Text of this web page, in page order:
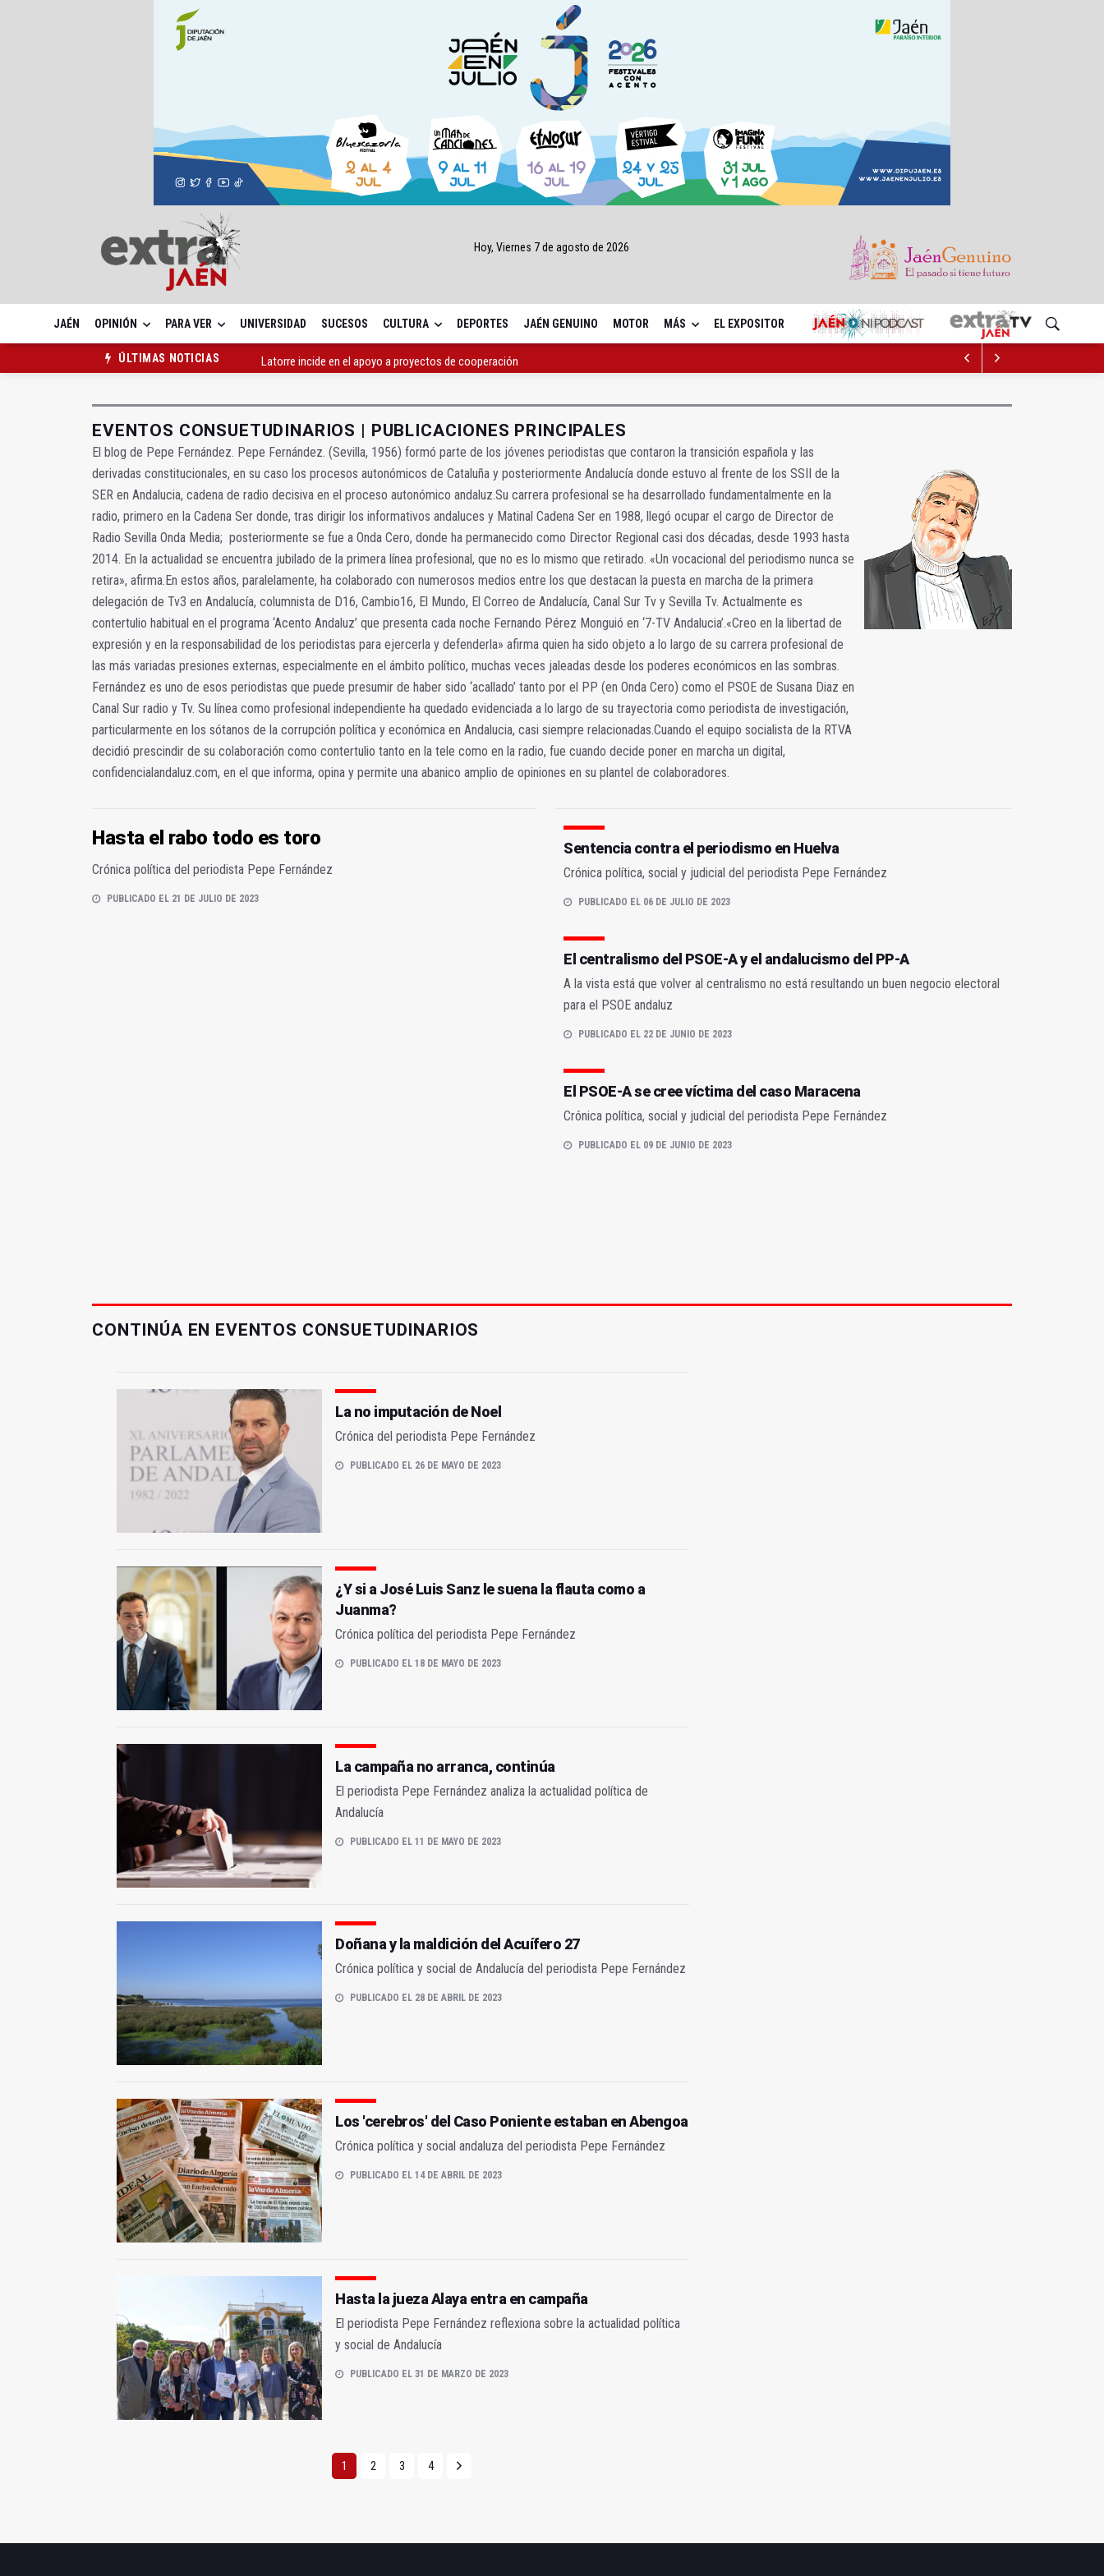
Hoy, Viernes 7 de agosto de 2026
JAÉN OPINIÓN PARA VER UNIVERSIDAD SUCESOS CULTURA DEPORTES JAÉN GENUINO MOTOR MÁS EL EXPOSITOR
ÚLTIMAS NOTICIAS
Latorre incide en el apoyo a proyectos de cooperación
EVENTOS CONSUETUDINARIOS | PUBLICACIONES PRINCIPALES
El blog de Pepe Fernández. Pepe Fernández. (Sevilla, 1956) formó parte de los jóvenes periodistas que contaron la transición española y las
derivadas constitucionales, en su caso los procesos autonómicos de Cataluña y posteriormente Andalucía donde estuvo al frente de los SSII de la
SER en Andalucia, cadena de radio decisiva en el proceso autonómico andaluz.Su carrera profesional se ha desarrollado fundamentalmente en la
radio, primero en la Cadena Ser donde, tras dirigir los informativos andaluces y Matinal Cadena Ser en 1988, llegó ocupar el cargo de Director de
Radio Sevilla Onda Media; posteriormente se fue a Onda Cero, donde ha permanecido como Director Regional casi dos décadas, desde 1993 hasta
2014. En la actualidad se encuentra jubilado de la primera línea profesional, que no es lo mismo que retirado. «Un vocacional del periodismo nunca se
retira», afirma.En estos años, paralelamente, ha colaborado con numerosos medios entre los que destacan la puesta en marcha de la primera
delegación de Tv3 en Andalucía, columnista de D16, Cambio16, El Mundo, El Correo de Andalucía, Canal Sur Tv y Sevilla Tv. Actualmente es
contertulio habitual en el programa ‘Acento Andaluz’ que presenta cada noche Fernando Pérez Monguió en ‘7-TV Andalucia’.«Creo en la libertad de
expresión y en la responsabilidad de los periodistas para ejercerla y defenderla» afirma quien ha sido objeto a lo largo de su carrera profesional de
las más variadas presiones externas, especialmente en el ámbito político, muchas veces jaleadas desde los poderes económicos en las sombras.
Fernández es uno de esos periodistas que puede presumir de haber sido ‘acallado’ tanto por el PP (en Onda Cero) como el PSOE de Susana Diaz en
Canal Sur radio y Tv. Su línea como profesional independiente ha quedado evidenciada a lo largo de su trayectoria como periodista de investigación,
particularmente en los sótanos de la corrupción política y económica en Andalucia, casi siempre relacionadas.Cuando el equipo socialista de la RTVA
decidió prescindir de su colaboración como contertulio tanto en la tele como en la radio, fue cuando decide poner en marcha un digital,
confidencialandaluz.com, en el que informa, opina y permite una abanico amplio de opiniones en su plantel de colaboradores.
Hasta el rabo todo es toro
Crónica política del periodista Pepe Fernández
PUBLICADO EL 21 DE JULIO DE 2023
Sentencia contra el periodismo en Huelva
Crónica política, social y judicial del periodista Pepe Fernández
PUBLICADO EL 06 DE JULIO DE 2023
El centralismo del PSOE-A y el andalucismo del PP-A
A la vista está que volver al centralismo no está resultando un buen negocio electoral
para el PSOE andaluz
PUBLICADO EL 22 DE JUNIO DE 2023
El PSOE-A se cree víctima del caso Maracena
Crónica política, social y judicial del periodista Pepe Fernández
PUBLICADO EL 09 DE JUNIO DE 2023
CONTINÚA EN EVENTOS CONSUETUDINARIOS
La no imputación de Noel
Crónica del periodista Pepe Fernández
PUBLICADO EL 26 DE MAYO DE 2023
¿Y si a José Luis Sanz le suena la flauta como a
Juanma?
Crónica política del periodista Pepe Fernández
PUBLICADO EL 18 DE MAYO DE 2023
La campaña no arranca, continúa
El periodista Pepe Fernández analiza la actualidad política de
Andalucía
PUBLICADO EL 11 DE MAYO DE 2023
Doñana y la maldición del Acuífero 27
Crónica política y social de Andalucía del periodista Pepe Fernández
PUBLICADO EL 28 DE ABRIL DE 2023
Los 'cerebros' del Caso Poniente estaban en Abengoa
Crónica política y social andaluza del periodista Pepe Fernández
PUBLICADO EL 14 DE ABRIL DE 2023
Hasta la jueza Alaya entra en campaña
El periodista Pepe Fernández reflexiona sobre la actualidad política
y social de Andalucía
PUBLICADO EL 31 DE MARZO DE 2023
1 2 3 4